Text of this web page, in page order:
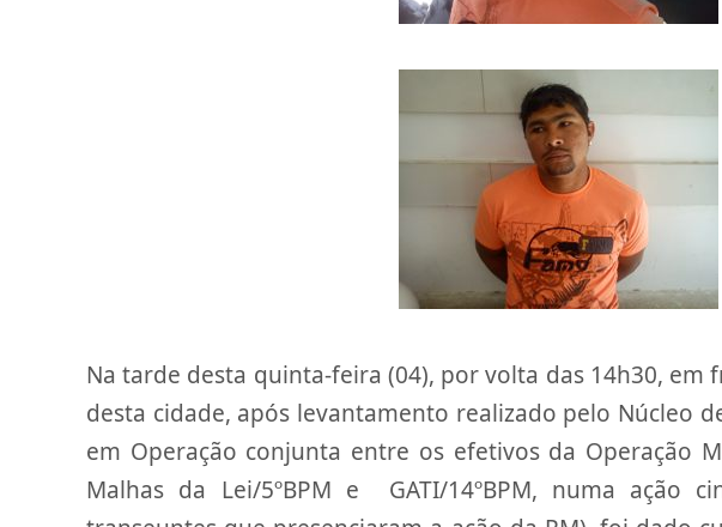
Na tarde desta quinta-feira (04), por volta das 14h30,
desta cidade, após levantamento realizado pelo Núcleo
em Operação conjunta entre os efetivos da Operação
Malhas da Lei/5ºBPM e GATI/14ºBPM, numa ação